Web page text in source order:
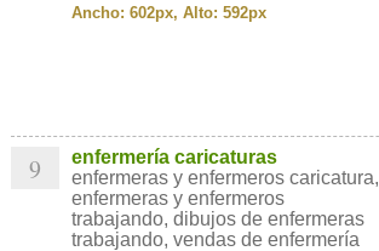
Ancho: 602px, Alto: 592px
9
enfermería caricaturas
enfermeras y enfermeros caricatura,
enfermeras y enfermeros
trabajando, dibujos de enfermeras
trabajando, vendas de enfermería